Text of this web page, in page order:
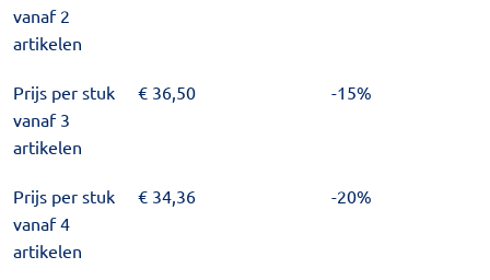
vanaf 2
artikelen
Prijs per stuk
vanaf 3
artikelen
€ 36,50 -15%
Prijs per stuk
vanaf 4
artikelen
€ 34,36 -20%